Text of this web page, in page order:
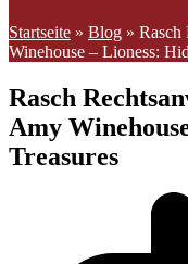
Startseite » Blog » Rasch
Winehouse – Lioness:
Rasch
Amy
Treasures